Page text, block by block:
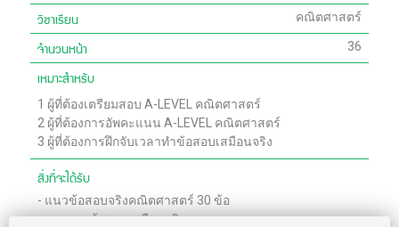
วิชาเรียน คณิตศาสตร์
จำนวนหน้า 36
เหมาะสำหรับ
1 ผู้ที่ต้องเตรียมสอบ A-LEVEL คณิตศาสตร์
2 ผู้ที่ต้องการอัพคะแนน A-LEVEL คณิตศาสตร์
3 ผู้ที่ต้องการฝึกจับเวลาทำข้อสอบเสมือนจริง
สิ่งที่จะได้รับ
- แนวข้อสอบจริงคณิตศาสตร์ 30 ข้อ
-กระดาษข้อสอบเสมือนจริง